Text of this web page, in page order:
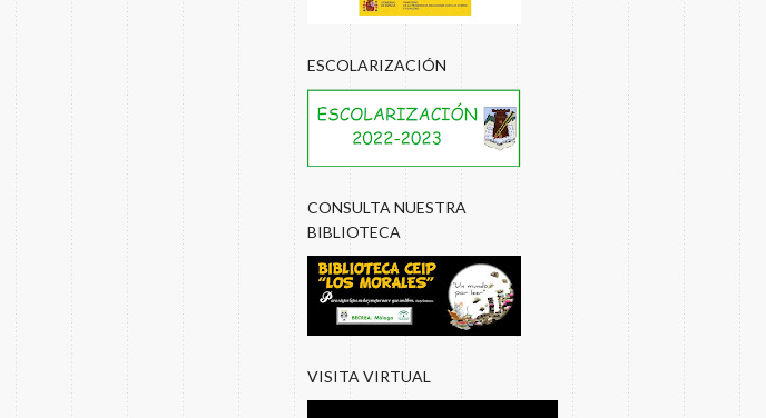
ESCOLARIZACIÓN
CONSULTA NUESTRA
BIBLIOTECA
VISITA VIRTUAL